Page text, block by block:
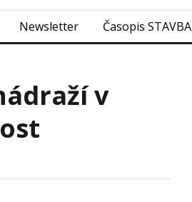
Newsletter Časopis STAVBA
v